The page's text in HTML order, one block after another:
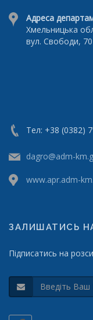
Адреса
Хмельницька
вул. Свободи, 70
Тел: +38 (0382)
dagro@adm-
www.apr.adm-
ЗАЛИШАТИСЬ
Підписатись на